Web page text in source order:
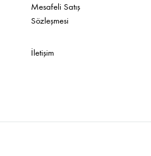
Mesafeli Satış
Sözleşmesi
İletişim